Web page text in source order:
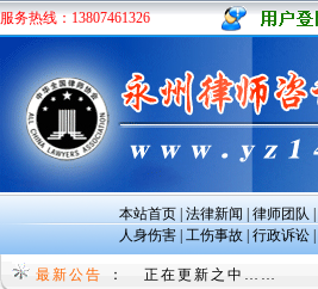
服务热线：13807461326
本站首页| 法律新闻 律师团队
人身伤害| 工伤事故| 行政诉讼|
最新公告 ：
正在更新之中……
正在更新之中……